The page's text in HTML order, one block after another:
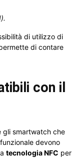
di utilizzo di
di contare
con il
gli smartwatch che
devono
tecnologia NFC per